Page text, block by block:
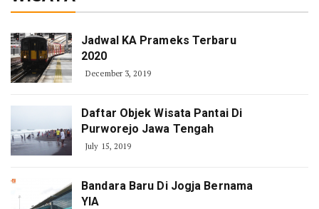
Jadwal KA Prameks Terbaru
2020
December 3, 2019
Daftar Objek Wisata Pantai Di
Purworejo Jawa Tengah
July 15, 2019
Bandara Baru Di Jogja Bernama
YIA